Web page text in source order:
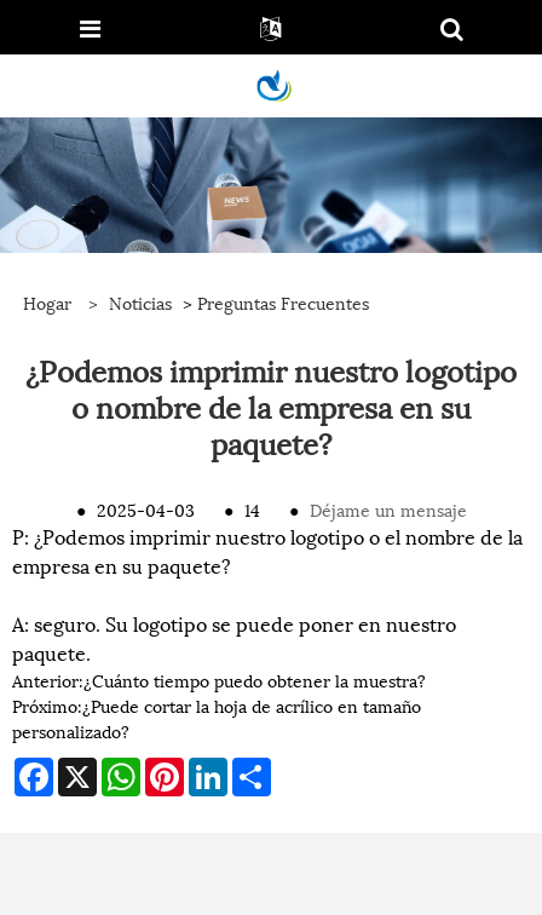
Hogar > Noticias > Preguntas Frecuentes
¿Podemos imprimir nuestro logotipo
o nombre de la empresa en su
paquete?
● 2025-04-03 ● 14 ● Déjame un mensaje
P: ¿Podemos imprimir nuestro logotipo o el nombre de la
empresa en su paquete?
A: seguro. Su logotipo se puede poner en nuestro
paquete.
Anterior:¿Cuánto tiempo puedo obtener la muestra?
Próximo:¿Puede cortar la hoja de acrílico en tamaño
personalizado?
Facebook
X WhatsAppPinterestLinkedIn